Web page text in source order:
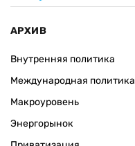
АРХИВ
Внутренняя политика
Международная политика
Макроуровень
Энергорынок